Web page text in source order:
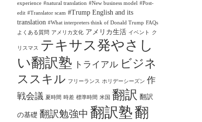
experience #natural translation #New business model #Post-
edit #Translator scam #Trump English and its
translation #What interpreters think of Donald Trump FAQs
よくある質問 アメリカ文化 アメリカ生活 イベント ク
リスマス
テキサス発やさし
い翻訳塾 トライアル ビジネ
ススキル フリーランス ホリデーシーズン 作
戦会議 夏時間 時差 標準時間 米国 翻訳 翻訳
の基礎 翻訳勉強中 翻訳塾翻